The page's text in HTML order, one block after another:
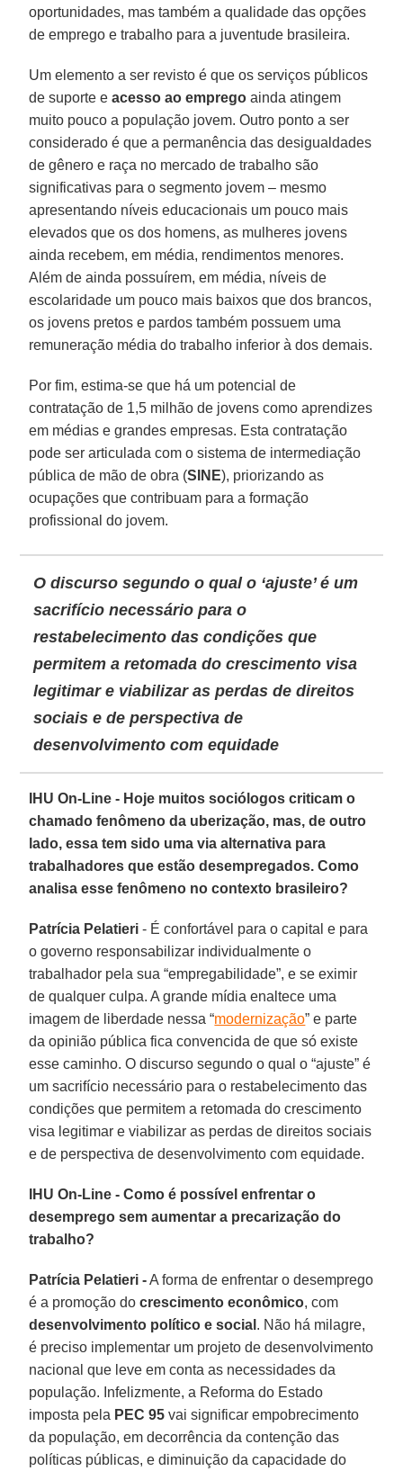
oportunidades, mas também a qualidade das opções
de emprego e trabalho para a juventude brasileira.
Um elemento a ser revisto é que os serviços públicos
de suporte eacesso ao emprego ainda atingem
muito pouco a população jovem. Outro ponto a ser
considerado é que a permanência das desigualdades
de gênero e raça no mercado de trabalho são
significativas para o segmento jovem – mesmo
apresentando níveis educacionais um pouco mais
elevados que os dos homens, as mulheres jovens
ainda recebem, em média, rendimentos menores.
Além de ainda possuírem, em média, níveis de
escolaridade um pouco mais baixos que dos brancos,
os jovens pretos e pardos também possuem uma
remuneração média do trabalho inferior à dos demais.
Por fim, estima-se que há um potencial de
contratação de 1,5 milhão de jovens como aprendizes
em médias e grandes empresas. Esta contratação
pode ser articulada com o sistema de intermediação
pública de mão de obra (SINE), priorizando as
ocupações que contribuam para a formação
profissional do jovem.
O discurso segundo o qual o ‘ajuste’ é um
sacrifício necessário para o
restabelecimento das condições que
permitem a retomada do crescimento visa
legitimar e viabilizar as perdas de direitos
sociais e de perspectiva de
desenvolvimento com equidade
IHU On-Line - Hoje muitos sociólogos criticam o
chamado fenômeno da uberização, mas, de outro
lado, essa tem sido uma via alternativa para
trabalhadores que estão desempregados. Como
analisa esse fenômeno no contexto brasileiro?
Patrícia Pelatieri - É confortável para o capital e para
o governo responsabilizar individualmente o
trabalhador pela sua “empregabilidade”, e se eximir
de qualquer culpa. A grande mídia enaltece uma
imagem de liberdade nessa “modernização” e parte
da opinião pública fica convencida de que só existe
esse caminho. O discurso segundo o qual o “ajuste” é
um sacrifício necessário para o restabelecimento das
condições que permitem a retomada do crescimento
visa legitimar e viabilizar as perdas de direitos sociais
e de perspectiva de desenvolvimento com equidade.
IHU On-Line - Como é possível enfrentar o
desemprego sem aumentar a precarização do
trabalho?
Patrícia Pelatieri -A forma de enfrentar o desemprego
é a promoção docrescimento econômico, com
desenvolvimento político e social . Não há milagre,
é preciso implementar um projeto de desenvolvimento
nacional que leve em conta as necessidades da
população. Infelizmente, a Reforma do Estado
imposta pela PEC 95 vai significar empobrecimento
da população, em decorrência da contenção das
políticas públicas, e diminuição da capacidade do